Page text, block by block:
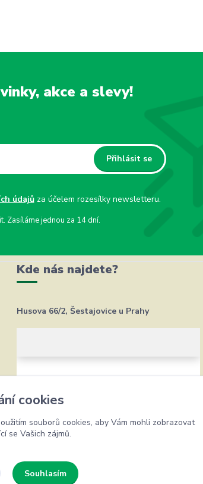
akce a slevy!
Přihlásit se
údajůza účelem rozesílky newsletteru.
Zasíláme jednou za 14 dní.
Kde nás najdete?
Husova 66/2, Šestajovice u Prahy
cookies
souborů cookies, aby Vám mohli zobrazovat
se Vašich zájmů.
Souhlasím